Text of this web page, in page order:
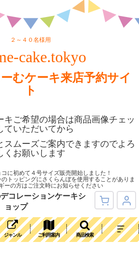
２～４０名様用
cake.tokyo
むケーキ来店予約サイ
ト
キご希望の場合は商品画像チェッ
ていただいてから
スムーズご案内できますのでよろ
くお願いします
に初めて４号サイズ販売開始しました！
トッピングにさくらんぼを使用することがありま
ーの方はご注文時にお知らせください
コレーションケーキシ
ョップ
ジャンル ご利用案内 商品検索